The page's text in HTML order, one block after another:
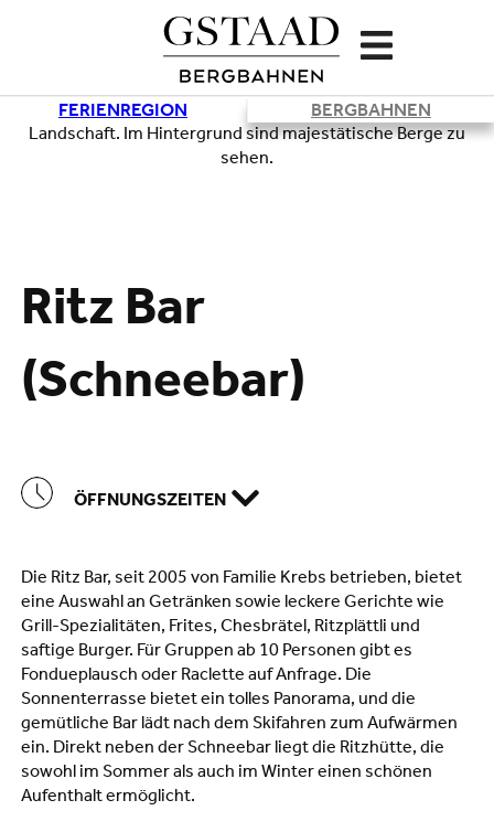
FERIENREGION BERGBAHNEN
Ritz Bar
(Schneebar)
ÖFFNUNGSZEITEN
Die Ritz Bar, seit 2005 von Familie Krebs betrieben, bietet
eine Auswahl an Getränken sowie leckere Gerichte wie
Grill-Spezialitäten, Frites, Chesbrätel, Ritzplättli und
saftige Burger. Für Gruppen ab 10 Personen gibt es
Fondueplausch oder Raclette auf Anfrage. Die
Sonnenterrasse bietet ein tolles Panorama, und die
gemütliche Bar lädt nach dem Skifahren zum Aufwärmen
ein. Direkt neben der Schneebar liegt die Ritzhütte, die
sowohl im Sommer als auch im Winter einen schönen
Aufenthalt ermöglicht.